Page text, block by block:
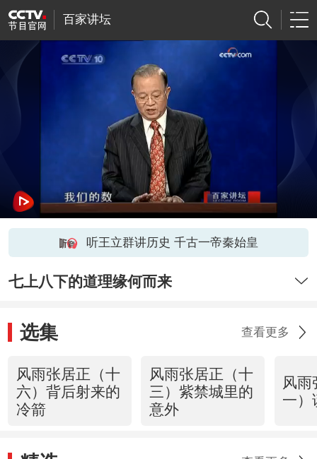
百家讲坛
听王立群讲历史 千古一帝秦始皇
七上八下的道理缘何而来
选集 查看更多
风雨张居正（十
六）背后射来的
冷箭
风雨张居正（十
三）紫禁城里的
意外
风雨
一）